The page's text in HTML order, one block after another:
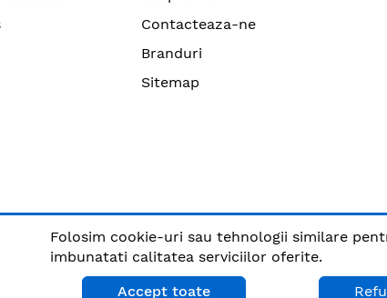
Contacteaza-ne
Branduri
Sitemap
/ Toate drepturile rezervate.
Folosim cookie-uri sau tehnologii similare
imbunatati calitatea serviciilor oferite.
Accept toate